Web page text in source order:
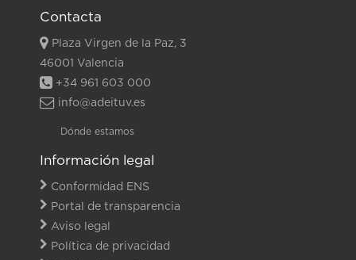
Contacta
Plaza Virgen de la Paz, 3
46001 Valencia
+34 961 603 000
info@adeituv.es
Dónde estamos
Información legal
Conformidad ENS
Portal de transparencia
Aviso legal
Política de privacidad